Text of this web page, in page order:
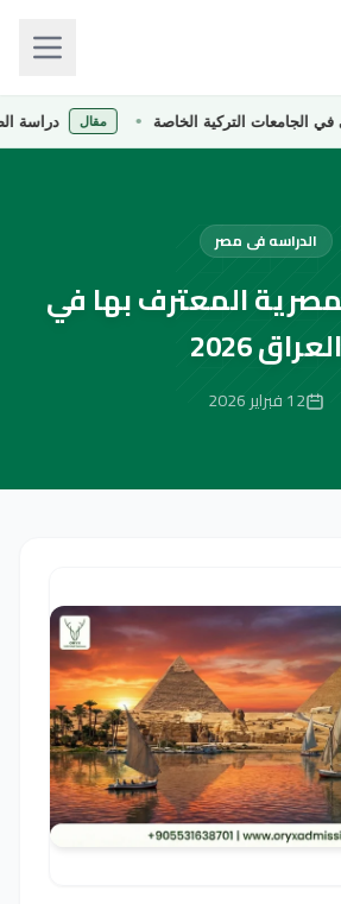
التركية الخاصة مقال دراسة الصيدلة
الدراسه فى مصر
المعترف بها في
العراق 2026
12 فبراير 2026